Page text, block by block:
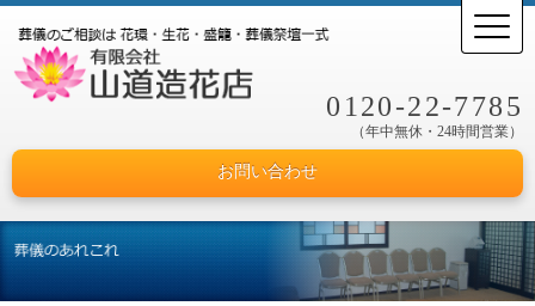
0120-22-7785
（年中無休・24時間営業）
お問い合わせ